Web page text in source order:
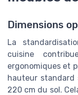
Dimensions
La
cuisine
ergonomiques et
hauteur standard
220 cm du sol.